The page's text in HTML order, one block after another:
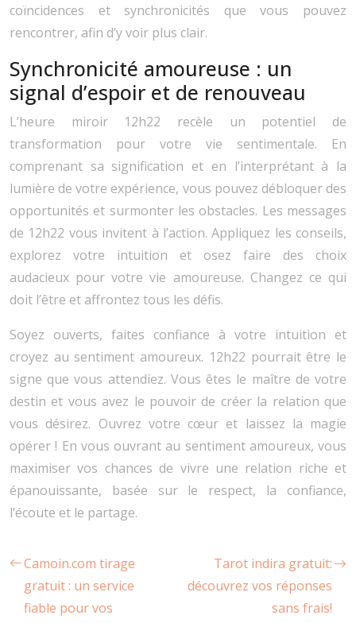
coïncidences et synchronicités que vous pouvez
rencontrer, afin d’y voir plus clair.
Synchronicité amoureuse : un
signal d’espoir et de renouveau
L’heure miroir 12h22 recèle un potentiel de
transformation pour votre vie sentimentale. En
comprenant sa signification et en l’interprétant à la
lumière de votre expérience, vous pouvez débloquer des
opportunités et surmonter les obstacles. Les messages
de 12h22 vous invitent à l’action. Appliquez les conseils,
explorez votre intuition et osez faire des choix
audacieux pour votre vie amoureuse. Changez ce qui
doit l’être et affrontez tous les défis.
Soyez ouverts, faites confiance à votre intuition et
croyez au sentiment amoureux. 12h22 pourrait être le
signe que vous attendiez. Vous êtes le maître de votre
destin et vous avez le pouvoir de créer la relation que
vous désirez. Ouvrez votre cœur et laissez la magie
opérer ! En vous ouvrant au sentiment amoureux, vous
maximiser vos chances de vivre une relation riche et
épanouissante, basée sur le respect, la confiance,
l’écoute et le partage.
Camoin.com tirage
gratuit : un service
fiable pour vos
Tarot indira gratuit:
découvrez vos réponses
sans frais!